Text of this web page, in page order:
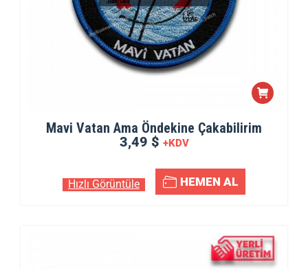
Mavi Vatan Ama Öndekine Çakabilirim
3,49 $ +KDV
Hızlı Görüntüle HEMEN AL